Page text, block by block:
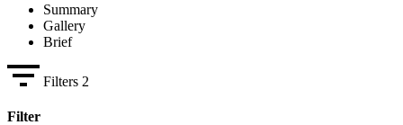
Summary
Gallery
Brief
Filters 2
Filter